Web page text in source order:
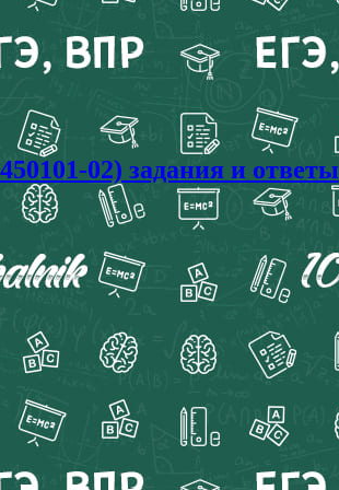
02) задания и ответы